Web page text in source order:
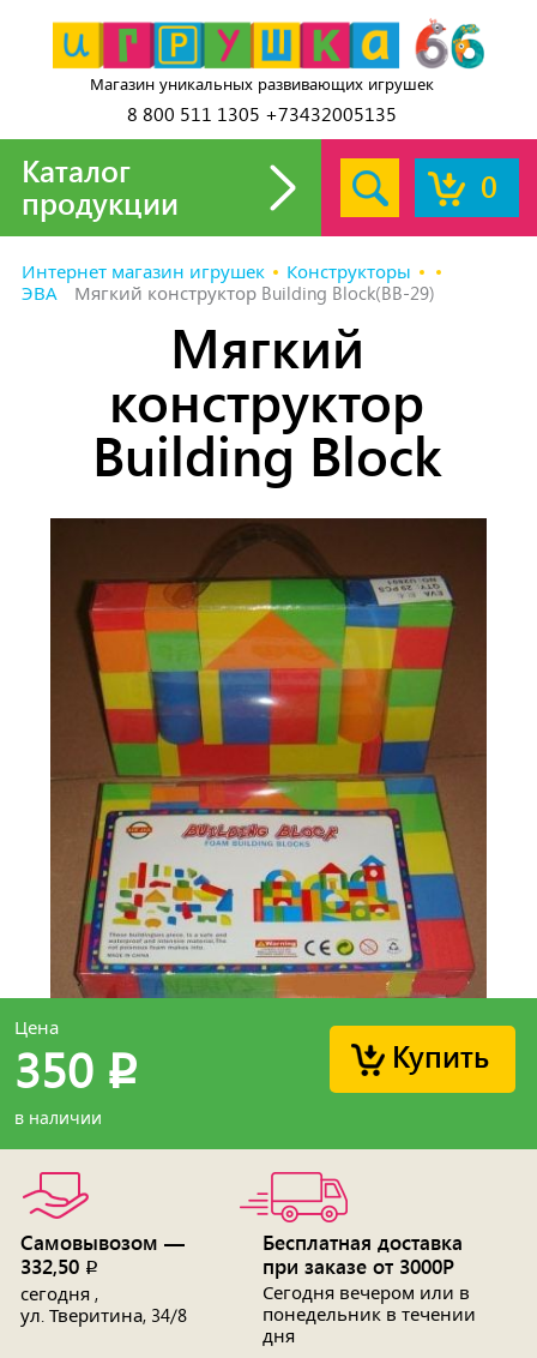
Магазин уникальных развивающих игрушек
8 800 511 1305 +73432005135
0
Каталог
продукции
Интернет магазин игрушек
Конструкторы
ЭВА
Мягкий конструктор Building Block(BB-29)
Мягкий
конструктор
Building Block
Купить
Цена
350 p
в наличии
Самовывозом —
332,50 p
сегодня ,
ул. Тверитина, 34/8
Бесплатная доставка
при заказе от 3000Р
Сегодня вечером или в
понедельник в течении
дня